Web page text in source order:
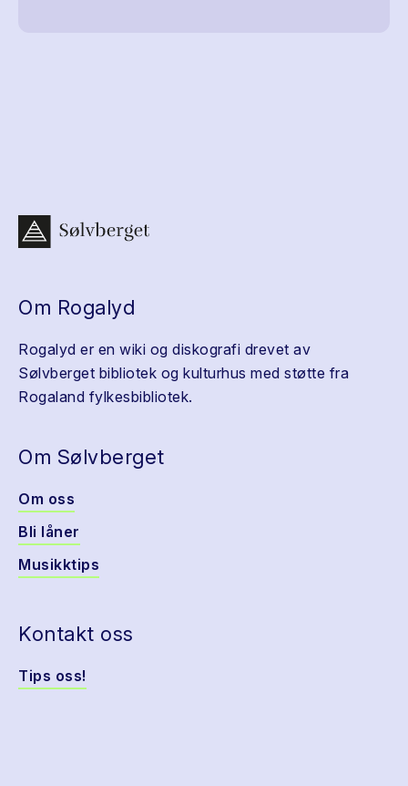
Om Rogalyd
Rogalyd er en wiki og diskografi drevet av
Sølvberget bibliotek og kulturhus med støtte fra
Rogaland fylkesbibliotek.
Om Sølvberget
Om oss
Bli låner
Musikktips
Kontakt oss
Tips oss!